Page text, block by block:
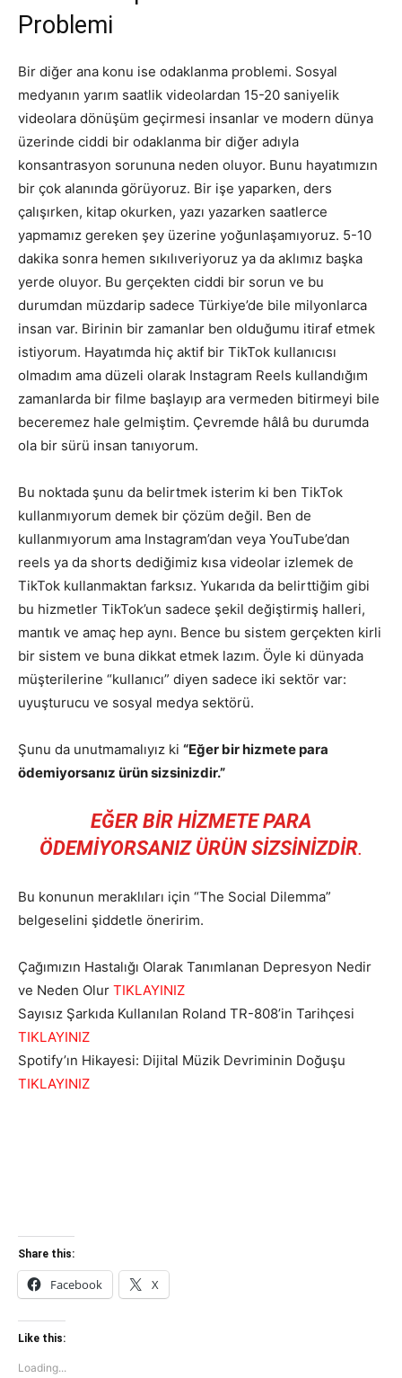
Problemi
Bir diğer ana konu ise odaklanma problemi. Sosyal
medyanın yarım saatlik videolardan 15-20 saniyelik
videolara dönüşüm geçirmesi insanlar ve modern dünya
üzerinde ciddi bir odaklanma bir diğer adıyla
konsantrasyon sorununa neden oluyor. Bunu hayatımızın
bir çok alanında görüyoruz. Bir işe yaparken, ders
çalışırken, kitap okurken, yazı yazarken saatlerce
yapmamız gereken şey üzerine yoğunlaşamıyoruz. 5-10
dakika sonra hemen sıkılıveriyoruz ya da aklımız başka
yerde oluyor. Bu gerçekten ciddi bir sorun ve bu
durumdan müzdarip sadece Türkiye’de bile milyonlarca
insan var. Birinin bir zamanlar ben olduğumu itiraf etmek
istiyorum. Hayatımda hiç aktif bir TikTok kullanıcısı
olmadım ama düzeli olarak Instagram Reels kullandığım
zamanlarda bir filme başlayıp ara vermeden bitirmeyi bile
beceremez hale gelmiştim. Çevremde hâlâ bu durumda
ola bir sürü insan tanıyorum.
Bu noktada şunu da belirtmek isterim ki ben TikTok
kullanmıyorum demek bir çözüm değil. Ben de
kullanmıyorum ama Instagram’dan veya YouTube’dan
reels ya da shorts dediğimiz kısa videolar izlemek de
TikTok kullanmaktan farksız. Yukarıda da belirttiğim gibi
bu hizmetler TikTok’un sadece şekil değiştirmiş halleri,
mantık ve amaç hep aynı. Bence bu sistem gerçekten kirli
bir sistem ve buna dikkat etmek lazım. Öyle ki dünyada
müşterilerine “kullanıcı” diyen sadece iki sektör var:
uyuşturucu ve sosyal medya sektörü.
Şunu da unutmamalıyız ki “Eğer bir hizmete para
ödemiyorsanız ürün sizsinizdir.”
EĞER BİR HİZMETE PARA
ÖDEMİYORSANIZ ÜRÜN SİZSİNİZDİR.
Bu konunun meraklıları için “The Social Dilemma”
belgeselini şiddetle öneririm.
Çağımızın Hastalığı Olarak Tanımlanan Depresyon Nedir
ve Neden Olur TIKLAYINIZ
Sayısız Şarkıda Kullanılan Roland TR-808’in Tarihçesi
TIKLAYINIZ
Spotify’ın Hikayesi: Dijital Müzik Devriminin Doğuşu
TIKLAYINIZ
Share this:
Facebook X
Like this:
Loading...